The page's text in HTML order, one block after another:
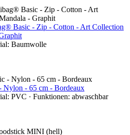
Basic - Zip - Cotton - Art Collection
Baumwolle
Nylon - 65 cm - Bordeaux
PVC · Funktionen: abwaschbar